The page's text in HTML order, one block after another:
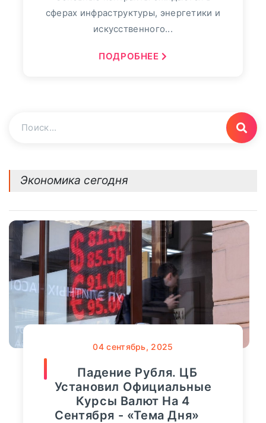
сферах инфраструктуры, энергетики и
искусственного...
ПОДРОБНЕЕ
Экономика сегодня
04 сентябрь, 2025
Падение Рубля. ЦБ
Установил Официальные
Курсы Валют На 4
Сентября - «Тема Дня»